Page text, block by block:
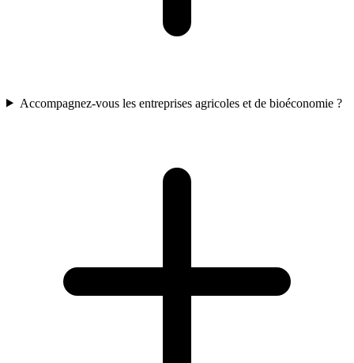
Accompagnez-vous les entreprises agricoles et de bioéconomie ?